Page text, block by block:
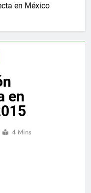
en México
en
4 Mins